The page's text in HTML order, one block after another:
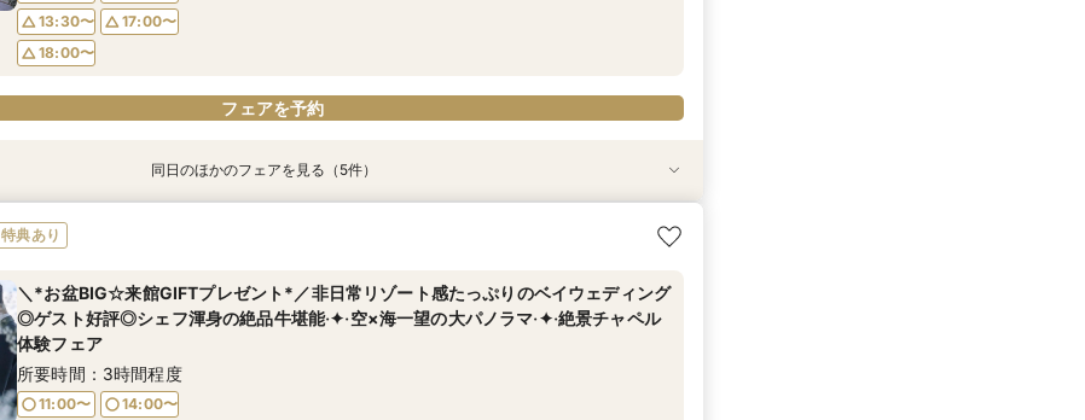
13:30〜
17:00〜
18:00〜
フェアを予約
【自宅から参加OK】オンライン相談会！結婚式何でも解消♪
9:00〜
10:00〜
13:30〜
17:00〜
18:00〜
"気軽に見学" 基本相談会（ご相談・見学・お見積・ご試食）
9:00〜
10:00〜
13:30〜
17:00〜
18:00〜
*＼安心♪親御様も一緒に見学大歓迎／*大切な家族と過ごす✴︎海を望むプライベート
所要時間：3時間程度
9:00〜
10:00〜
13:30〜
18:00〜
【少人数婚でも本格挙式】満足度◎海一望×絶品試食フェア
9:00〜
10:00〜
13:30〜
17:00〜
18:00〜
＼2件目見学◎／✦·.⋆見積り比較＆お悩み解決✦·.⋆2件目来館で5千円Amazonギフ
所要時間：3時間程度
9:00〜
10:00〜
13:30〜
18:00〜
同日のほかのフェアを見る（5件）
特典あり
＼*お盆BIG☆来館GIFTプレゼント*／非日常リゾート感たっぷりのベイウェディング
◎ゲスト好評◎シェフ渾身の絶品牛堪能‧✦‧空×海一望の大パノラマ‧✦‧絶景チャペル
体験フェア
所要時間：3時間程度
11:00〜
14:00〜